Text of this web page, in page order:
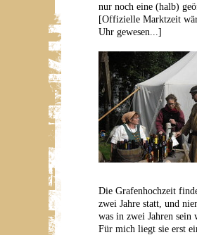
nur noch eine (halb)
[Offizielle Marktzeit
Uhr gewesen...]
Die Grafenhochzeit
zwei Jahre statt, und
was in zwei Jahren sein
Für mich liegt sie erst